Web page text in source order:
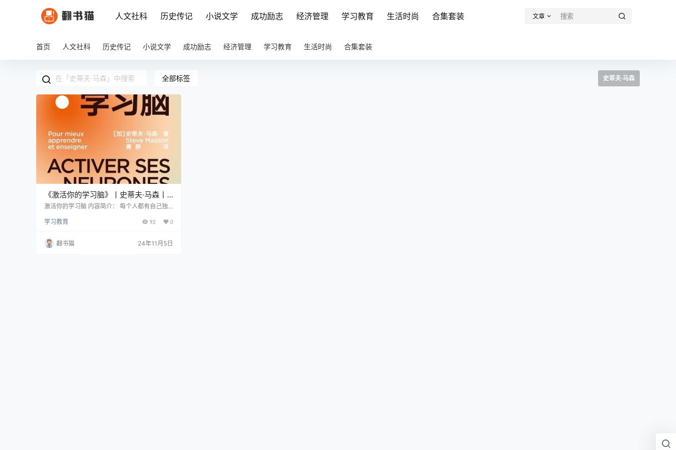
人文社科 历史传记 小说文学 成功励志 经济管理 学习教育 生活时尚 合集套装 文章
首页 人文社科 历史传记 小说文学 成功励志 经济管理 学习教育 生活时尚 合集套装
全部标签 史蒂夫·马森
《激活你的学习脑》丨史蒂夫·马森丨
从脑科学视角重新定义高效学习
激活你的学习脑 内容简介： 每个人都有自己独
人学习事半功倍，而有些人却事倍功半？优秀学
科学家史蒂夫·马森通过《激活你的学习脑》一
书，为我们揭开了这些学习谜题的答案。 作者作
学习教育 92 0
翻书猫 24年11月5日